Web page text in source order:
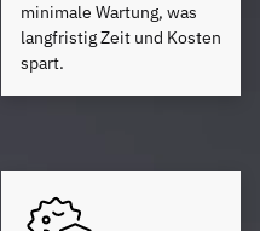
minimale Wartung, was
langfristig Zeit und Kosten
spart.